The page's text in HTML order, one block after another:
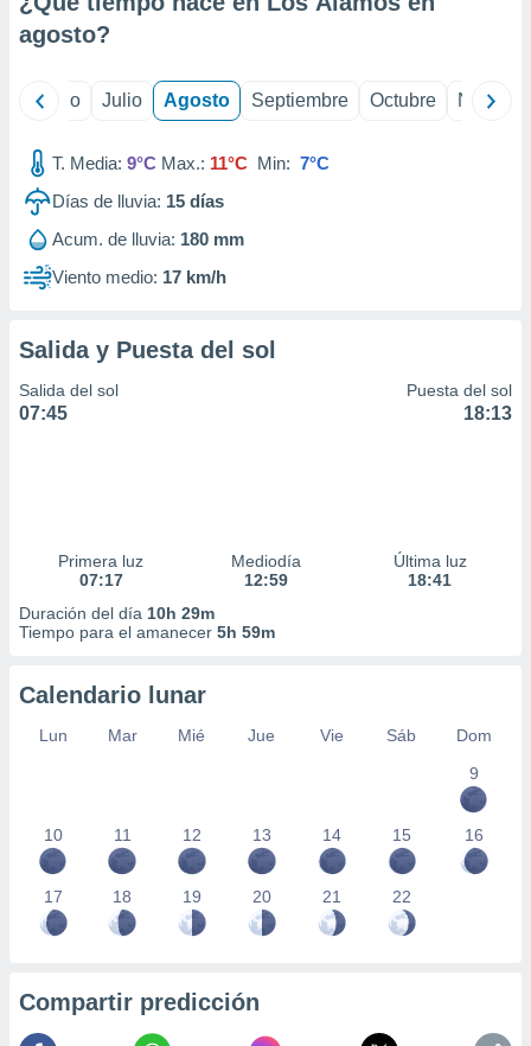
e
publicidad
publicidad
de
agosto?
Junio Julio Agosto Septiembre Octubre
T. Media: 9°C Max.: 11°C Min: 7°C
Días de lluvia: 15 días
Acum. de lluvia: 180 mm
Viento medio: 17 km/h
Salida y Puesta del sol
Salida del sol
07:45
Puesta del sol
18:13
Primera luz
07:17
Mediodía
12:59
Última luz
18:41
Duración del día 10h 29m
Tiempo para el amanecer 5h 59m
Calendario lunar
Lun Mar Mié Jue Vie Sáb
Dom
9
10 11 12 13 14 15 16
17 18 19 20 21 22
Compartir predicción